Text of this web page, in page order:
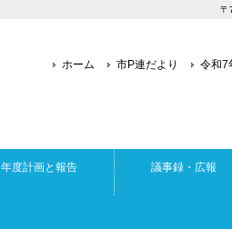
〒
ホーム 市P連だより 令和7
年度計画と報告 議事録・広報